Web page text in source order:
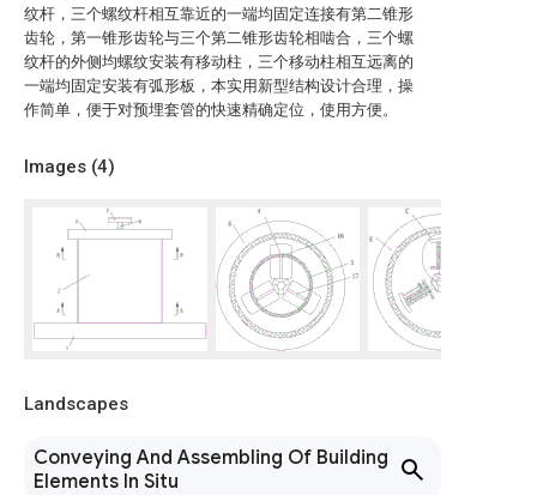
纹杆，三个螺纹杆相互靠近的一端均固定连接有第二锥形
齿轮，第一锥形齿轮与三个第二锥形齿轮相啮合，三个螺
纹杆的外侧均螺纹安装有移动柱，三个移动柱相互远离的
一端均固定安装有弧形板，本实用新型结构设计合理，操
作简单，便于对预埋套管的快速精确定位，使用方便。
Images (4)
Landscapes
Conveying And Assembling Of Building
Elements In Situ